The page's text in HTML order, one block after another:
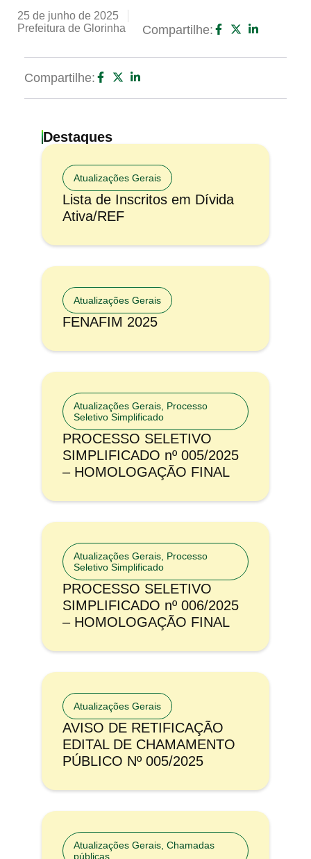
25 de junho de 2025
Prefeitura de Glorinha
Compartilhe:
Compartilhe:
Destaques
Atualizações Gerais
Lista de Inscritos em Dívida
Ativa/REF
Atualizações Gerais
FENAFIM 2025
Atualizações Gerais Processo
Seletivo Simplificado
PROCESSO SELETIVO
SIMPLIFICADO nº 005/2025
– HOMOLOGAÇÃO FINAL
Atualizações Gerais Processo
Seletivo Simplificado
PROCESSO SELETIVO
SIMPLIFICADO nº 006/2025
– HOMOLOGAÇÃO FINAL
Atualizações Gerais
AVISO DE RETIFICAÇÃO
EDITAL DE CHAMAMENTO
PÚBLICO Nº 005/2025
Atualizações Gerais Chamadas
públicas